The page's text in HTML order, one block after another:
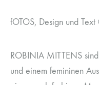
fOTOS, Design und
ROBINIA MITTENS
und einem femininen